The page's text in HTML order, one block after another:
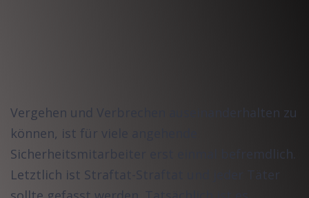
Vergehen und Verbrechen auseinanderhalten zu
können, ist für viele angehende
Sicherheitsmitarbeiter erst einmal befremdlich.
Letztlich ist Straftat-Straftat und jeder Täter